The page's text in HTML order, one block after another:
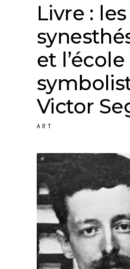
Livre : les
et l’école
Victor
ART